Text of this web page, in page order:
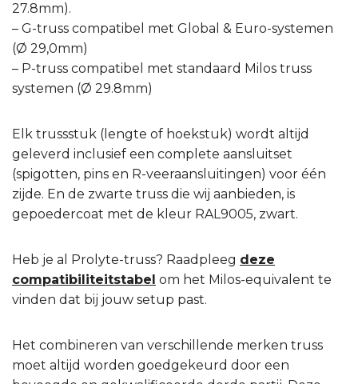
27.8mm).
– G-truss compatibel met Global & Euro-systemen
(Ø 29,0mm)
– P-truss compatibel met standaard Milos truss
systemen (Ø 29.8mm)
Elk trussstuk (lengte of hoekstuk) wordt altijd
geleverd inclusief een complete aansluitset
(spigotten, pins en R-veeraansluitingen) voor één
zijde. En de zwarte truss die wij aanbieden, is
gepoedercoat met de kleur RAL9005, zwart.
Heb je al Prolyte-truss? Raadpleeg deze
compatibiliteitstabel om het Milos-equivalent te
vinden dat bij jouw setup past.
Het combineren van verschillende merken truss
moet altijd worden goedgekeurd door een